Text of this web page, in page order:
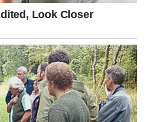
slobod.
Oglasi